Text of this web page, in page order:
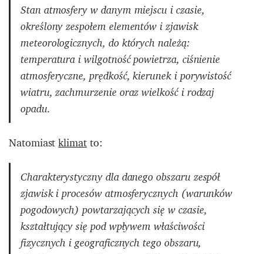
Stan atmosfery w danym miejscu i czasie,
określony zespołem elementów i zjawisk
meteorologicznych, do których należą:
temperatura i wilgotność powietrza, ciśnienie
atmosferyczne, prędkość, kierunek i porywistość
wiatru, zachmurzenie oraz wielkość i rodzaj
opadu.
Natomiastklimatto:
Charakterystyczny dla danego obszaru zespół
zjawisk i procesów atmosferycznych (warunków
pogodowych) powtarzających się w czasie,
kształtujący się pod wpływem właściwości
fizycznych i geograficznych tego obszaru,